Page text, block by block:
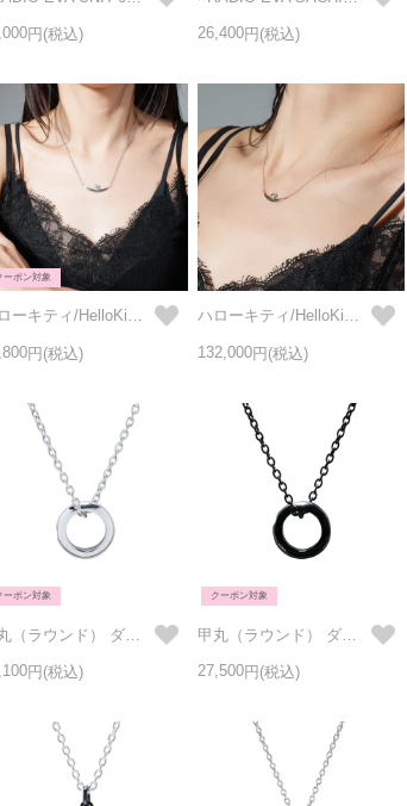
26,400
ーポン対象
ハローキティ/HelloKitty クレセントムーン ラック ネックレス - シルバー925 ハローキティ/HelloKitty クレセントムーン ラック ネックレス - K10イエローゴールド
132,000
ーポン対象 クーポン対象
27,500